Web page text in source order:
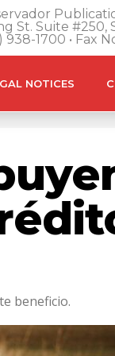
St. Suite #250,
1700 • Fax
NOTICES
beneficio.